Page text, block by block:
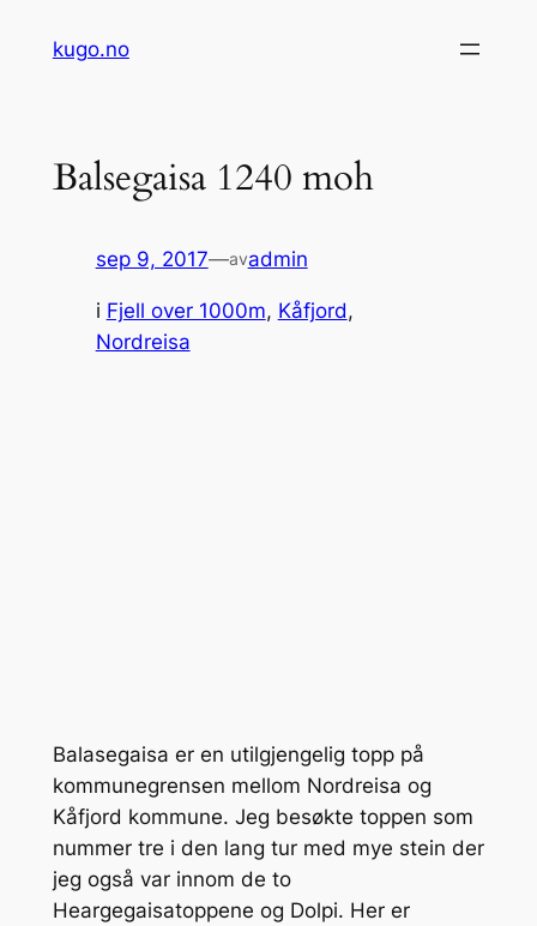
kugo.no
Balsegaisa 1240 moh
sep 9, 2017—avadmin
i Fjell over 1000m, Kåfjord
Nordreisa
Balasegaisa er en utilgjengelig topp på
kommunegrensen mellom Nordreisa og
Kåfjord kommune. Jeg besøkte toppen som
nummer tre i den lang tur med mye stein der
jeg også var innom de to
Heargegaisatoppene og Dolpi. Her er